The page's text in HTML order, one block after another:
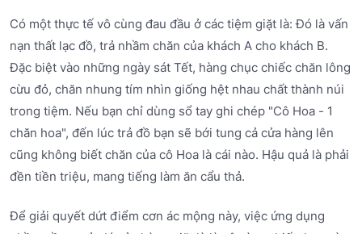
Có một thực tế vô cùng đau đầu ở các tiệm giặt là: Đó là vấn
nạn thất lạc đồ, trả nhầm chăn của khách A cho khách B.
Đặc biệt vào những ngày sát Tết, hàng chục chiếc chăn lông
cừu đỏ, chăn nhung tím nhìn giống hệt nhau chất thành núi
trong tiệm. Nếu bạn chỉ dùng sổ tay ghi chép "Cô Hoa - 1
chăn hoa", đến lúc trả đồ bạn sẽ bới tung cả cửa hàng lên
cũng không biết chăn của cô Hoa là cái nào. Hậu quả là phải
đền tiền triệu, mang tiếng làm ăn cẩu thả.
Để giải quyết dứt điểm cơn ác mộng này, việc ứng dụng